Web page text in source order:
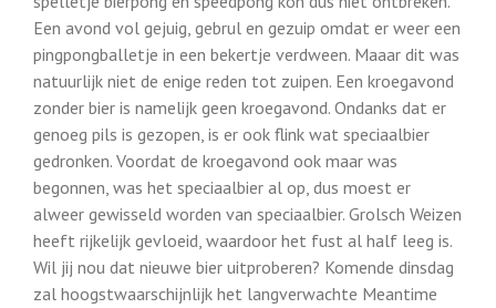
Een avond vol gejuig, gebrul en gezuip omdat er weer een
pingpongballetje in een bekertje verdween. Maaar dit was
natuurlijk niet de enige reden tot zuipen. Een kroegavond
zonder bier is namelijk geen kroegavond. Ondanks dat er
genoeg pils is gezopen, is er ook flink wat speciaalbier
gedronken. Voordat de kroegavond ook maar was
begonnen, was het speciaalbier al op, dus moest er
alweer gewisseld worden van speciaalbier. Grolsch Weizen
heeft rijkelijk gevloeid, waardoor het fust al half leeg is.
Wil jij nou dat nieuwe bier uitproberen? Komende dinsdag
zal hoogstwaarschijnlijk het langverwachte Meantime